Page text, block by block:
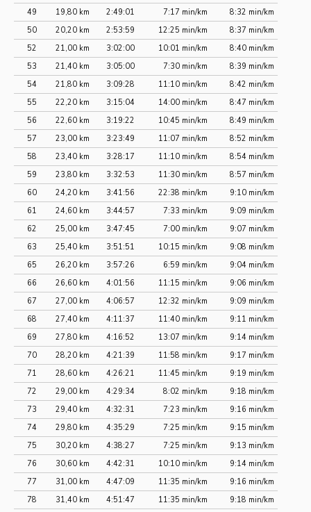
49
19,80 km 2:49:01 7:17 min/km
8:32 min/km
50
20,20 km 2:53:59 12:25 min/km
8:37 min/km
52
21,00 km 3:02:00 10:01 min/km
8:40 min/km
53
21,40 km 3:05:00 7:30 min/km
8:39 min/km
54
21,80 km 3:09:28 11:10 min/km
8:42 min/km
55
22,20 km 3:15:04 14:00 min/km
8:47 min/km
56
22,60 km 3:19:22 10:45 min/km
8:49 min/km
57
23,00 km 3:23:49 11:07 min/km
8:52 min/km
58
23,40 km 3:28:17 11:10 min/km
8:54 min/km
59
23,80 km 3:32:53 11:30 min/km
8:57 min/km
60
24,20 km 3:41:56 22:38 min/km
9:10 min/km
61
24,60 km 3:44:57 7:33 min/km
9:09 min/km
62
25,00 km 3:47:45 7:00 min/km
9:07 min/km
63
25,40 km 3:51:51 10:15 min/km
9:08 min/km
65
26,20 km 3:57:26 6:59 min/km
9:04 min/km
66
26,60 km 4:01:56 11:15 min/km
9:06 min/km
67
27,00 km 4:06:57 12:32 min/km
9:09 min/km
68
27,40 km 4:11:37 11:40 min/km
9:11 min/km
69
27,80 km 4:16:52 13:07 min/km
9:14 min/km
70
28,20 km 4:21:39 11:58 min/km
9:17 min/km
71
28,60 km 4:26:21 11:45 min/km
9:19 min/km
72
29,00 km 4:29:34 8:02 min/km
9:18 min/km
73
29,40 km 4:32:31 7:23 min/km
9:16 min/km
74
29,80 km 4:35:29 7:25 min/km
9:15 min/km
75
30,20 km 4:38:27 7:25 min/km
9:13 min/km
76
30,60 km 4:42:31 10:10 min/km
9:14 min/km
77
31,00 km 4:47:09 11:35 min/km
9:16 min/km
78
31,40 km 4:51:47 11:35 min/km
9:18 min/km